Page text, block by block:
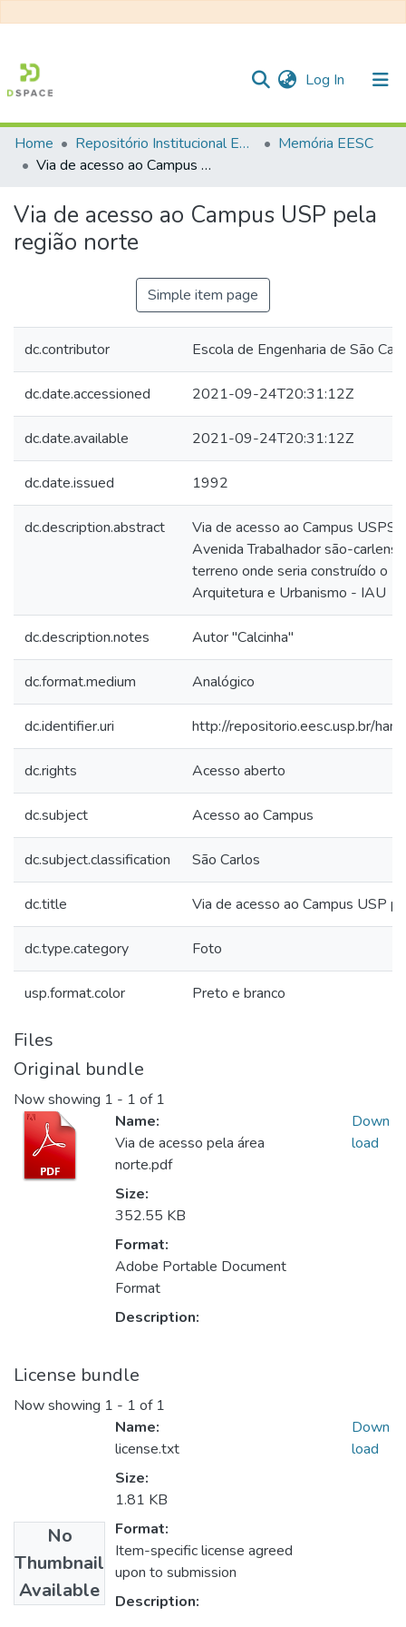
Log In (current)
Communities & Collections
Statistics
Home Repositório Institucional EESC
Memória EESC
Via de acesso ao Campus USP pela região norte
Via de acesso ao Campus USP pela
região norte
Simple item page
dc.contributor Escola de Engenharia de São
dc.date.accessioned 2021-09-24T20:31:12Z
dc.date.available 2021-09-24T20:31:12Z
dc.date.issued 1992
dc.description.abstract
Via de acesso ao Campus
Avenida Trabalhador são-
terreno onde seria construído o
Arquitetura e Urbanismo - IAU
dc.description.notes Autor "Calcinha"
dc.format.medium Analógico
dc.identifier.uri http://repositorio.eesc.usp.br/
dc.rights Acesso aberto
dc.subject Acesso ao Campus
dc.subject.classification São Carlos
dc.title Via de acesso ao Campus USP
dc.type.category Foto
usp.format.color Preto e branco
Files
Original bundle
Now showing 1 - 1 of 1
Name:
Via de acesso pela área
norte.pdf
Size:
352.55 KB
Format:
Adobe Portable Document
Format
Description:
Down
load
License bundle
Now showing 1 - 1 of 1
No
Thumbnail
Available
Name:
license.txt
Size:
1.81 KB
Format:
Item-specific license agreed
upon to submission
Description:
Down
load